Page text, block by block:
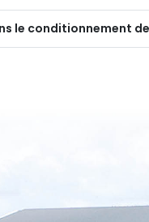
le conditionnement